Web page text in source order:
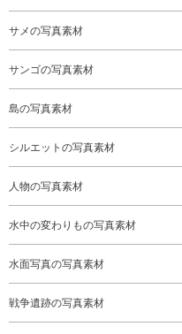
サメの写真素材
サンゴの写真素材
島の写真素材
シルエットの写真素材
人物の写真素材
水中の変わりもの写真素材
水面写真の写真素材
戦争遺跡の写真素材